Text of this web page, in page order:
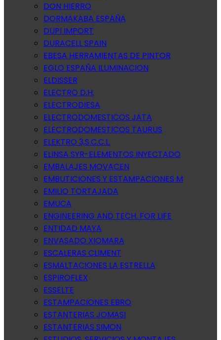
DON HIERRO
DORMAKABA ESPAÑA
DUPI IMPORT
DURACELL SPAIN
EBESA HERRAMIENTAS DE PINTOR
EGLO ESPAÑA ILUMINACION
ELDISSER
ELECTRO D.H.
ELECTRODIESA
ELECTRODOMESTICOS JATA
ELECTRODOMESTICOS TAURUS
ELEKTRO 3,S.C.C.L.
ELINSA SYR-ELEMENTOS INYECTADO
EMBALAJES MOVACEN
EMBUTICIONES Y ESTAMPACIONES M
EMILIO TORTAJADA
EMUCA
ENGINEERING AND TECH. FOR LIFE
ENTIDAD MAYA
ENVASADO XIOMARA
ESCALERAS CLIMENT
ESMALTACIONES LA ESTRELLA
ESPIROFLEX
ESSELTE
ESTAMPACIONES EBRO
ESTANTERIAS JOMASI
ESTANTERIAS SIMON